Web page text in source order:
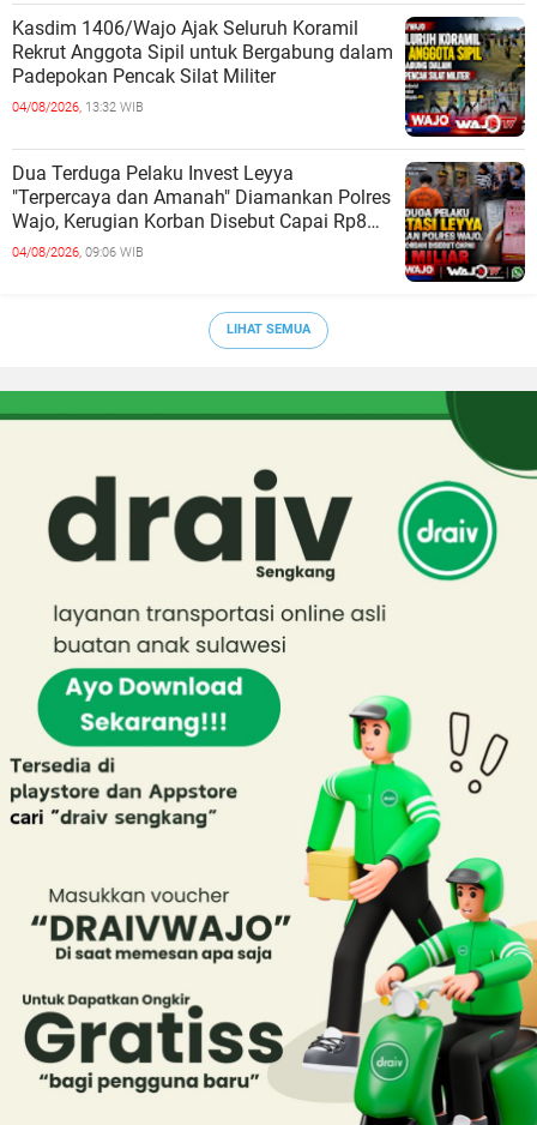
Kasdim 1406/Wajo Ajak Seluruh Koramil
Rekrut Anggota Sipil untuk Bergabung dalam
Padepokan Pencak Silat Militer
04/08/2026, 13:32 WIB
Dua Terduga Pelaku Invest Leyya
"Terpercaya dan Amanah" Diamankan Polres
Wajo, Kerugian Korban Disebut Capai Rp8
Miliar
04/08/2026, 09:06 WIB
LIHAT SEMUA